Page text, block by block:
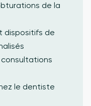
de la
dispositifs de
le dentiste